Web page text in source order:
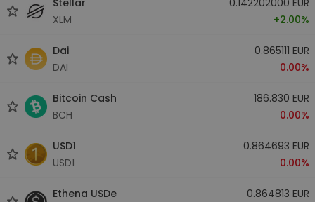
XLM
+2.00%
Dai
DAI
0.865111 EUR
0.00%
Bitcoin Cash
BCH
186.830 EUR
0.00%
USD1
USD1
0.864693 EUR
0.00%
Ethena USDe
0.864813 EUR